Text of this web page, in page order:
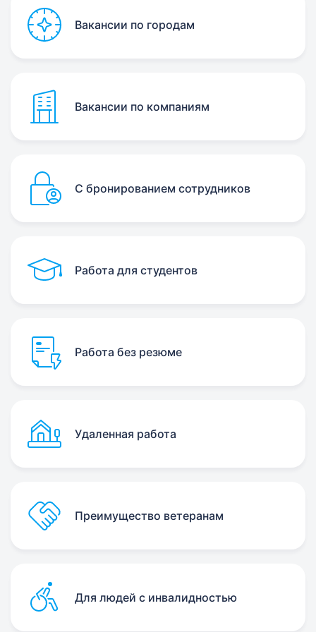
Вакансии по городам
Вакансии по компаниям
С бронированием сотрудников
Работа для студентов
Работа без резюме
Удаленная работа
Преимущество ветеранам
Для людей с инвалидностью